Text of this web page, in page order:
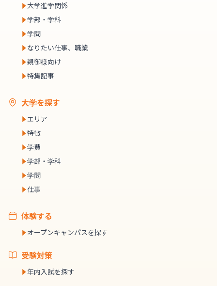
大学進学関係
学部・学科
学問
なりたい仕事、職業
親御様向け
特集記事
大学を探す
エリア
特徴
学費
学部・学科
学問
仕事
体験する
オープンキャンパスを探す
受験対策
年内入試を探す